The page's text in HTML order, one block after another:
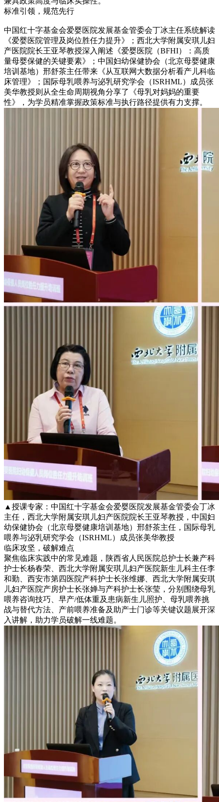
标准引领，规范先行
中国红十字基金会爱婴医院发展基金管委会丁冰主任系统解读
《爱婴医院管理及岗位胜任力提升》；西北大学附属安琪儿妇
产医院院长王亚琴教授深入阐述《爱婴医院（BFHI）：高质
量母婴保健的关键要素》；中国妇幼保健协会（北京母婴健康
培训基地）邢舒茶主任带来《从互联网大数据分析看产儿科临
床管理》；国际母乳喂养与泌乳研究学会（ISRHML）成员张
美华教授则从全生命周期视角分享了《母乳对妈妈的重要
性》，为学员精准掌握政策标准与执行路径提供有力支撑。
▲授课专家：中国红十字基金会爱婴医院发展基金管委会丁冰
主任，西北大学附属安琪儿妇产医院院长王亚琴教授，中国妇
幼保健协会（北京母婴健康培训基地）邢舒茶主任，国际母乳
喂养与泌乳研究学会（ISRHML）成员张美华教授
临床攻坚，破解难点
聚焦临床实践中的常见难题，陕西省人民医院总护士长兼产科
护士长杨春荣、西北大学附属安琪儿妇产医院新生儿科主任李
和勤、西安市第四医院产科护士长张维娜、西北大学附属安琪
儿妇产医院产房护士长张婵与产科护士长张莹，分别围绕母乳
喂养咨询技巧、早产/低体重及患病新生儿照护、母乳喂养挑
战与替代方法、产前喂养准备及助产士门诊等关键议题展开深
入讲解，助力学员破解一线难题。